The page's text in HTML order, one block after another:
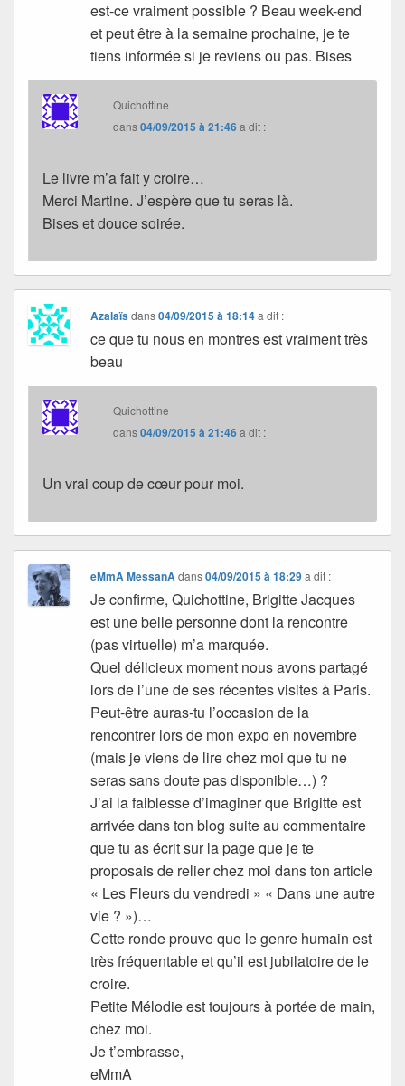
est-ce vraiment possible ? Beau week-end
et peut être à la semaine prochaine, je te
tiens informée si je reviens ou pas. Bises
Quichottine
dans04/09/2015 à 21:46a dit :
Le livre m’a fait y croire…
Merci Martine. J’espère que tu seras là.
Bises et douce soirée.
Azalaïsdans04/09/2015 à 18:14 a dit :
ce que tu nous en montres est vraiment très
beau
Quichottine
dans04/09/2015 à 21:46a dit :
Un vrai coup de cœur pour moi.
eMmA MessanAdans04/09/2015 à 18:29 a dit :
Je confirme, Quichottine, Brigitte Jacques
est une belle personne dont la rencontre
(pas virtuelle) m’a marquée.
Quel délicieux moment nous avons partagé
lors de l’une de ses récentes visites à Paris.
Peut-être auras-tu l’occasion de la
rencontrer lors de mon expo en novembre
(mais je viens de lire chez moi que tu ne
seras sans doute pas disponible…) ?
J’ai la faiblesse d’imaginer que Brigitte est
arrivée dans ton blog suite au commentaire
que tu as écrit sur la page que je te
proposais de relier chez moi dans ton article
« Les Fleurs du vendredi » « Dans une autre
vie ? »)…
Cette ronde prouve que le genre humain est
très fréquentable et qu’il est jubilatoire de le
croire.
Petite Mélodie est toujours à portée de main,
chez moi.
Je t’embrasse,
eMmA